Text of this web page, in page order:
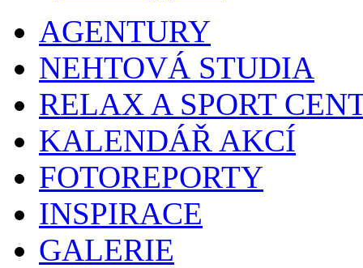
AGENTURY
NEHTOVÁ STUDIA
RELAX A SPORT
KALENDÁŘ AKCÍ
FOTOREPORTY
INSPIRACE
GALERIE